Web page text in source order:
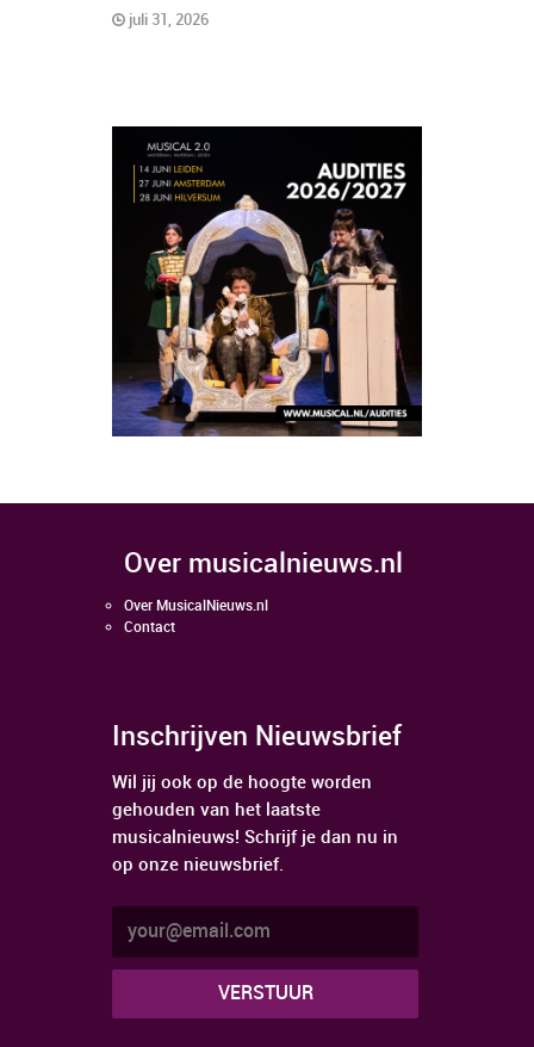
juli 31, 2026
over musicalnieuws.nl
Over MusicalNieuws.nl
Contact
Inschrijven Nieuwsbrief
Wil jij ook op de hoogte worden
gehouden van het laatste
musicalnieuws! Schrijf je dan nu in
op onze nieuwsbrief.